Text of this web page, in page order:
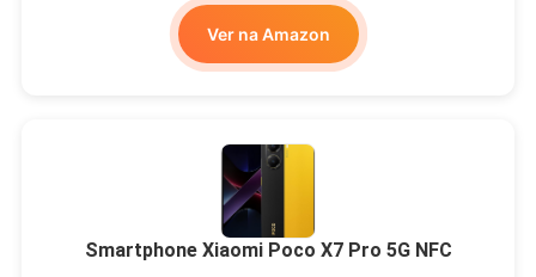
Ver na Amazon
Smartphone Xiaomi Poco X7 Pro 5G NFC